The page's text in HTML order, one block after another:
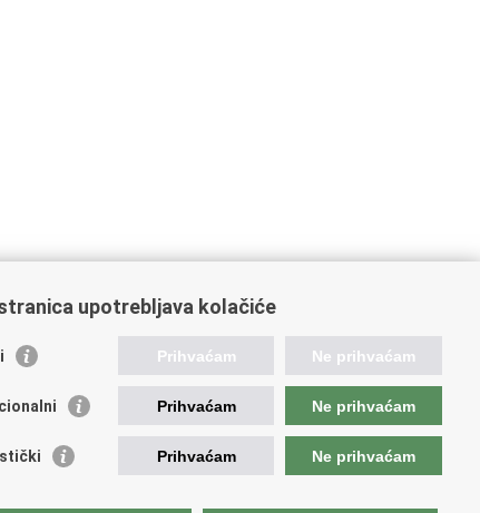
poveznice
Republike Hrvatske
upotrebljava kolačiće
Prihvaćam Ne prihvaćam
Prihvaćam Ne prihvaćam
Prihvaćam Ne prihvaćam